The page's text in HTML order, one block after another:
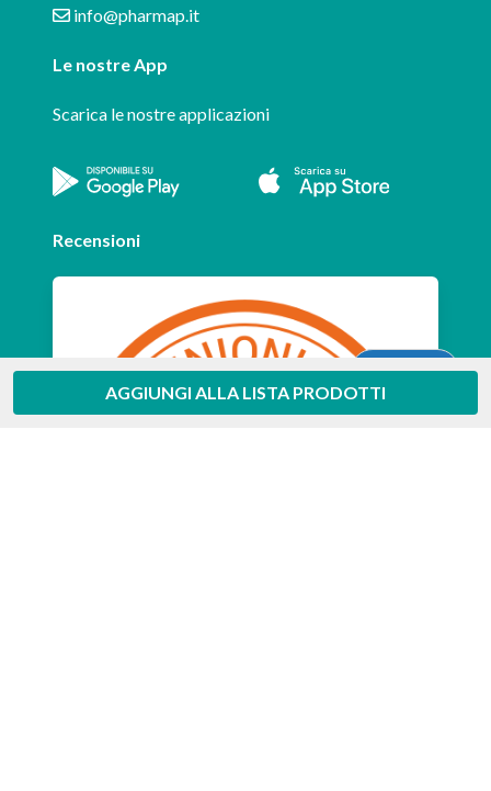
AGGIUNGI ALLA LISTA PRODOTTI
info@pharmap.it
Le nostre App
Scarica le nostre applicazioni
Recensioni
Aiuto